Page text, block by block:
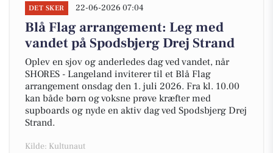
DET SKER 22-06-2026 07:04
Blå Flag arrangement: Leg med
vandet på Spodsbjerg Drej Strand
Oplev en sjov og anderledes dag ved vandet, når
SHORES - Langeland inviterer til et Blå Flag
arrangement onsdag den 1. juli 2026. Fra kl. 10.00
kan både børn og voksne prøve kræfter med
supboards og nyde en aktiv dag ved Spodsbjerg Drej
Strand.
Kilde: Kultunaut